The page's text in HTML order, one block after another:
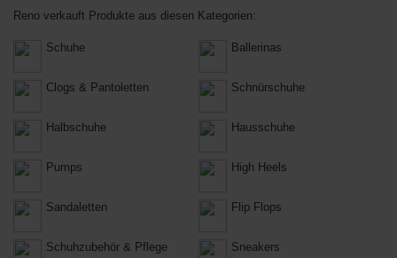
Reno verkauft Produkte aus diesen Kategorien:
Schuhe Ballerinas
Clogs & Pantoletten Schnürschuhe
Halbschuhe Hausschuhe
Pumps High Heels
Sandaletten Flip Flops
Schuhzubehör & Pflege Sneakers